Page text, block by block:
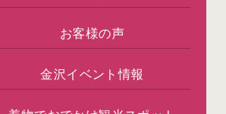
お客様の声
金沢イベント情報